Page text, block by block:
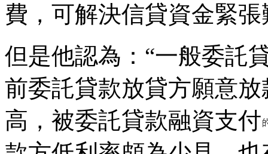
費，可解決信貸資金緊張
但是他認為：“一般委託
前委託貸款放貸方願意
高，被委託貸款融資支付